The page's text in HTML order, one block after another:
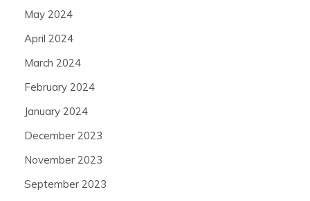
May 2024
April 2024
March 2024
February 2024
January 2024
December 2023
November 2023
September 2023